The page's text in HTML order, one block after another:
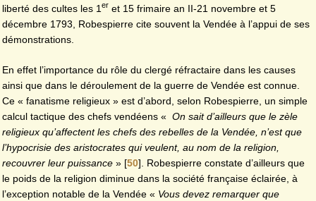
liberté des cultes les 1 er et 15 frimaire an II-21 novembre et 5
décembre 1793, Robespierre cite souvent la Vendée à l’appui de ses
démonstrations.
En effet l’importance du rôle du clergé réfractaire dans les causes
ainsi que dans le déroulement de la guerre de Vendée est connue.
Ce « fanatisme religieux » est d’abord, selon Robespierre, un simple
calcul tactique des chefs vendéens « On sait d’ailleurs que le zèle
religieux qu’affectent les chefs des rebelles de la Vendée, n’est que
l’hypocrisie des aristocrates qui veulent, au nom de la religion,
recouvrer leur puissance » [50]. Robespierre constate d’ailleurs que
le poids de la religion diminue dans la société française éclairée, à
l’exception notable de la Vendée « Vous devez remarquer que